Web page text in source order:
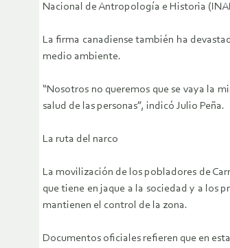
Nacional de Antropología e Historia
La firma canadiense también ha
medio ambiente.
“Nosotros no queremos que se vaya la
salud de las personas”, indicó Julio Peña.
La ruta del narco
La movilización de los pobladores de
que tiene en jaque a la sociedad y a los
mantienen el control de la zona.
Documentos oficiales refieren que en